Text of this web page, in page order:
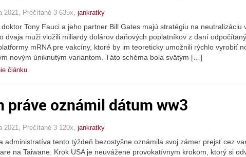
2021, Prečítané 3 635x, jankratky
Tony Fauci a jeho partner Bill Gates majú stratégiu na neutralizáciu
dvaja muži vložili miliardy dolárov daňových poplatníkov z daní
mRNA pre vakcíny, ktoré by im teoreticky umožnili rýchlo vyrobiť
novým úniknutým variantom. Táto schéma bola svätým […]
článku
práve oznámil dátum ww3
2021, Prečítané 3 120x, jankratky
administratíva tento týždeň bezostyšne oznámila svoj zámer prejsť cez
na Taiwane. Krok USA je neuvážene provokatívnym krokom, ktorý si